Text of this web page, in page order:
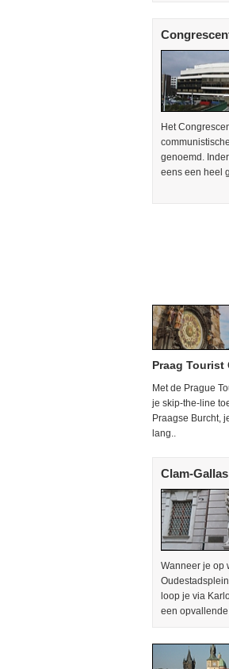
Het
genoemd.
eens een heel
Praag Tourist
Met de Prague
je skip-the-line
Praagse Burcht,
lang..
Clam-
Wanneer je op
loop je via
een